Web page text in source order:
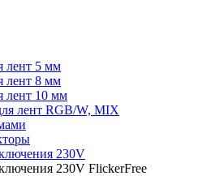
лент 5 мм
лент 8 мм
лент 10 мм
лент RGB/W, MIX
230V
230V FlickerFree